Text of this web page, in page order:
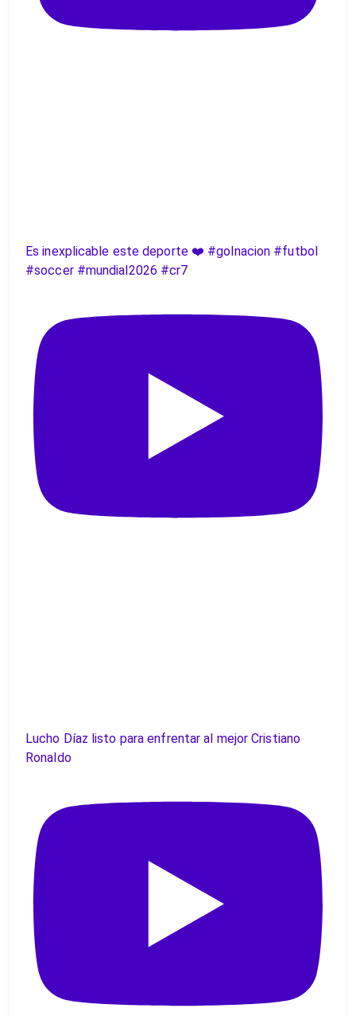
Es inexplicable este deporte ❤️ #golnacion #futbol
#soccer #mundial2026 #cr7
Lucho Díaz listo para enfrentar al mejor Cristiano
Ronaldo